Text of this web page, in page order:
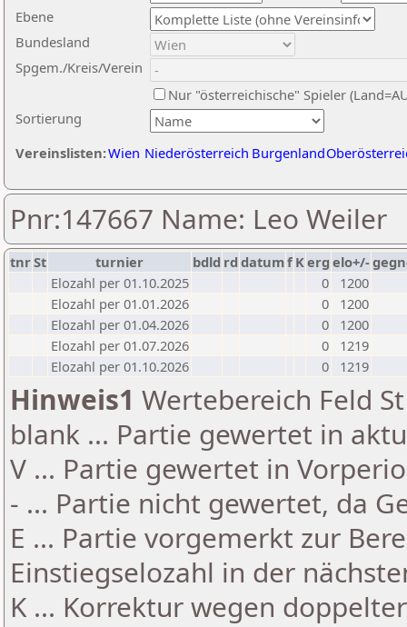
Ebene
Sortierung
Bundesland
Spgem./Kreis/Verein
Nur "österreichische" Spieler
Vereinslisten:Wien Niederösterreich Burgenland
Pnr:147667 Name: Leo Weiler
tnrSt turnier bdld rd datumf Kerg elo+/-
Elozahl per 01.10.2025
0
1200
Elozahl per 01.01.2026
0
1200
Elozahl per 01.04.2026
0
1200
Elozahl per 01.07.2026
0
1219
Elozahl per 01.10.2026
0 1219
Hinweis1 Wertebereich Feld
blank ... Partie gewertet in
V ... Partie gewertet in
- ... Partie nicht gewertet, da
E ... Partie vorgemerkt zur
Einstiegselozahl in der
K ... Korrektur wegen